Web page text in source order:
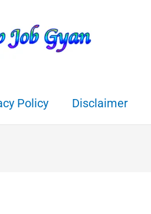
Policy Disclaimer